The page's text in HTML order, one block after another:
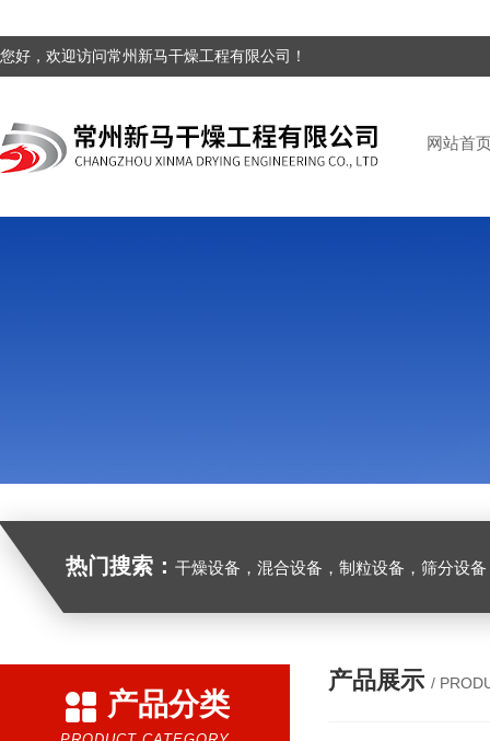
您好，欢迎访问常州新马干燥工程有限公司！
网站首
热门搜索： 干燥设备，混合设备，制粒设备，筛分设
产品分类
产品展示 /